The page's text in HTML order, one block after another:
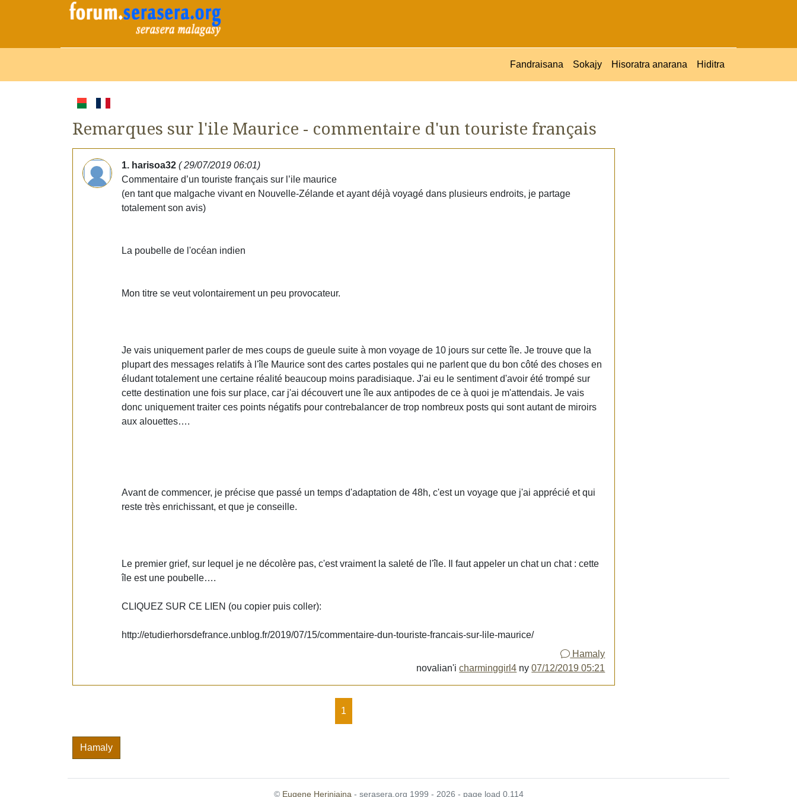
Fandraisana Sokajy Hisoratra anarana Hiditra
Remarques sur l'ile Maurice - commentaire d'un touriste français
1. harisoa32 ( 29/07/2019 06:01)
Commentaire d’un touriste français sur l’ile maurice
(en tant que malgache vivant en Nouvelle-Zélande et ayant déjà voyagé dans plusieurs endroits, je partage
totalement son avis)
La poubelle de l'océan indien
Mon titre se veut volontairement un peu provocateur.
Je vais uniquement parler de mes coups de gueule suite à mon voyage de 10 jours sur cette île. Je trouve que la
plupart des messages relatifs à l'île Maurice sont des cartes postales qui ne parlent que du bon côté des choses en
éludant totalement une certaine réalité beaucoup moins paradisiaque. J'ai eu le sentiment d'avoir été trompé sur
cette destination une fois sur place, car j'ai découvert une île aux antipodes de ce à quoi je m'attendais. Je vais
donc uniquement traiter ces points négatifs pour contrebalancer de trop nombreux posts qui sont autant de miroirs
aux alouettes….
Avant de commencer, je précise que passé un temps d'adaptation de 48h, c'est un voyage que j'ai apprécié et qui
reste très enrichissant, et que je conseille.
Le premier grief, sur lequel je ne décolère pas, c'est vraiment la saleté de l'île. Il faut appeler un chat un chat : cette
île est une poubelle….
CLIQUEZ SUR CE LIEN (ou copier puis coller):
http://etudierhorsdefrance.unblog.fr/2019/07/15/commentaire-dun-touriste-francais-sur-lile-maurice/
Hamaly
novalian'icharminggirl4 ny07/12/2019 05:21
1
Hamaly
© Eugene Heriniaina - serasera.org 1999 - 2026 - page load 0.114